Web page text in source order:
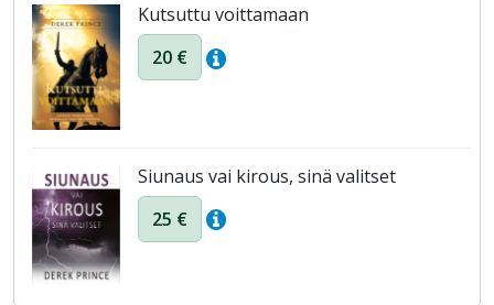
Kutsuttu voittamaan
20 €
Siunaus vai kirous, sinä valitset
25 €